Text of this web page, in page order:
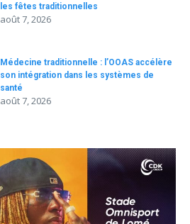
les fêtes traditionnelles
août 7, 2026
Médecine traditionnelle : l’OOAS accélère
son intégration dans les systèmes de
santé
août 7, 2026